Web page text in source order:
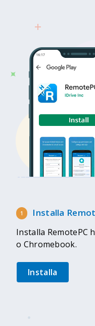
Installa
Installa RemotePC
o Chromebook.
Installa